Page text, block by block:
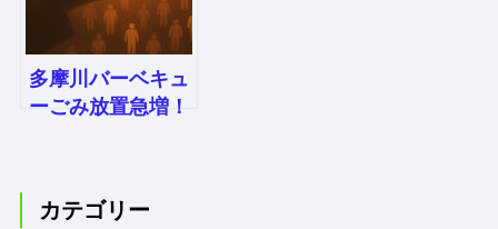
多摩川バーベキュ
ーごみ放置急増！
カテゴリー